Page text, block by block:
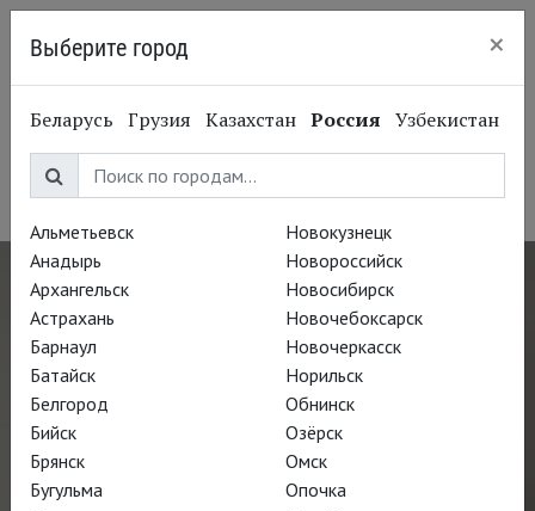
Дарья Повереннова
Darya Poverennova
Выберите город ×
Беларусь Грузия Казахстан Россия Узбекистан
Альметьевск
Анадырь
Архангельск
Астрахань
Барнаул
Батайск
Белгород
Бийск
Брянск
Бугульма
Новокузнецк
Новороссийск
Новосибирск
Новочебоксарск
Новочеркасск
Норильск
Обнинск
Озёрск
Омск
Опочка